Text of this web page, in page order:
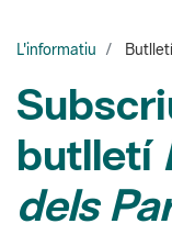
L'informatiu Butlletí
butlletí
dels